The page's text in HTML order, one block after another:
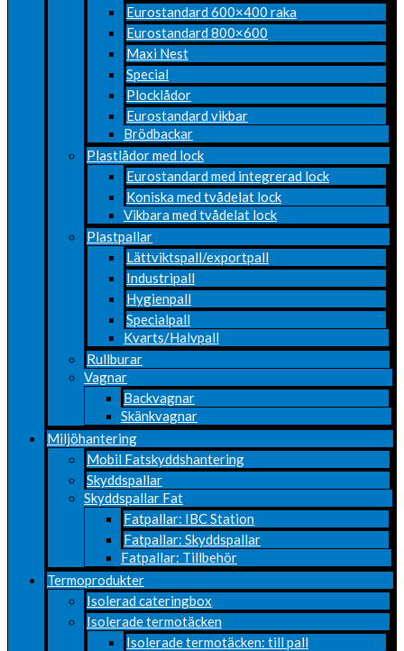
Eurostandard 600×400 raka
Eurostandard 800×600
Maxi Nest
Special
Plocklådor
Eurostandard vikbar
Brödbackar
Plastlådor med lock
Eurostandard med integrerad lock
Koniska med tvådelat lock
Vikbara med tvådelat lock
Plastpallar
Lättviktspall/exportpall
Industripall
Hygienpall
Specialpall
Kvarts/Halvpall
Rullburar
Vagnar
Backvagnar
Skänkvagnar
Miljöhantering
Mobil Fatskyddshantering
Skyddspallar
Skyddspallar Fat
Fatpallar: IBC Station
Fatpallar: Skyddspallar
Fatpallar: Tillbehör
Termoprodukter
Isolerad cateringbox
Isolerade termotäcken
Isolerade termotäcken: till pall